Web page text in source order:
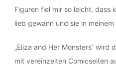
Figuren fiel mir so leicht, dass
lieb gewann und sie in
„Eliza and Her Monsters“ wird
mit vereinzelten Comicseiten